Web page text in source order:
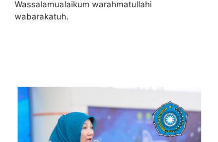
Wassalamualaikum warahmatullahi
wabarakatuh.